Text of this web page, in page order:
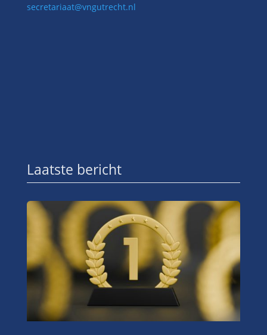
secretariaat@vngutrecht.nl
Laatste bericht